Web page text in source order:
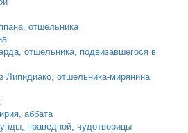
отшельника
отшельника, подвизавшегося в
Липидиако, отшельника-мирянина
аббата
праведной, чудотворицы